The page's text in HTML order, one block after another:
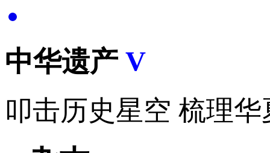
中华遗产 V
叩击历史星空 梳理华